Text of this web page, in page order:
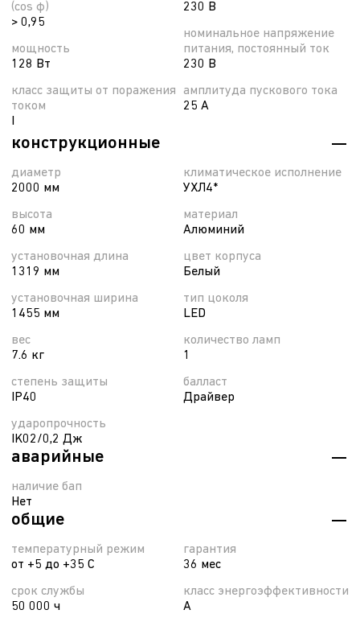
(cos φ)
> 0,95
мощность
128 Вт
класс защиты от поражения
током
230 В
номинальное напряжение
питания, постоянный ток
230 В
амплитуда пускового тока
25 А
конструкционные
диаметр
2000 мм
высота
60 мм
установочная длина
1319 мм
установочная ширина
1455 мм
вес
7.6 кг
степень защиты
IP40
ударопрочность
IK02/0,2 Дж
климатическое исполнение
УХЛ4*
материал
Алюминий
цвет корпуса
Белый
тип цоколя
LED
количество ламп
1
балласт
Драйвер
аварийные
наличие бап
Нет
общие
температурный режим
от +5 до +35 С
срок службы
50 000 ч
гарантия
36 мес
класс энергоэффективности
A